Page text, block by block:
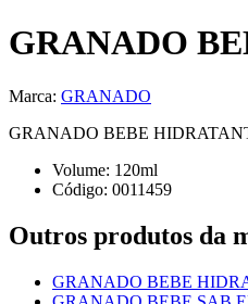
GRANADO
Marca: GRANADO
GRANADO BEBE
Volume: 120ml
Código: 0011459
Outros produtos da
GRANADO BEBE